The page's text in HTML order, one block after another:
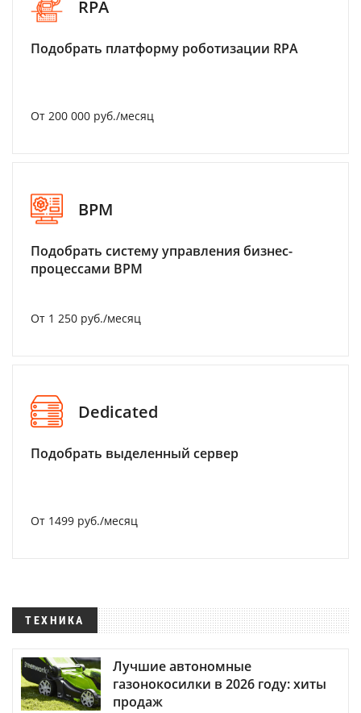
RPA
Подобрать платформу роботизации RPA
От 200 000 руб./месяц
BPM
Подобрать систему управления бизнес-
процессами BPM
От 1 250 руб./месяц
Dedicated
Подобрать выделенный сервер
От 1499 руб./месяц
ТЕХНИКА
Лучшие автономные
газонокосилки в 2026 году: хиты
продаж